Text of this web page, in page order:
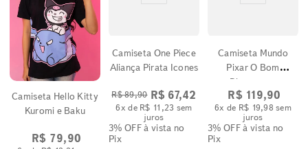
Camiseta Hello Kitty
Kuromi e Baku
R$ 79,90
Camiseta One Piece
Aliança Pirata Icones
R$ 89,90 R$ 67,42
6x de R$ 11 ,23 sem
juros
3% OFFà vista no
Pix
Camiseta Mundo
Pixar O Bom
Dinossauro
R$ 119,90
6x de R$ 19,98 sem
juros
3% OFFà vista no
Pix